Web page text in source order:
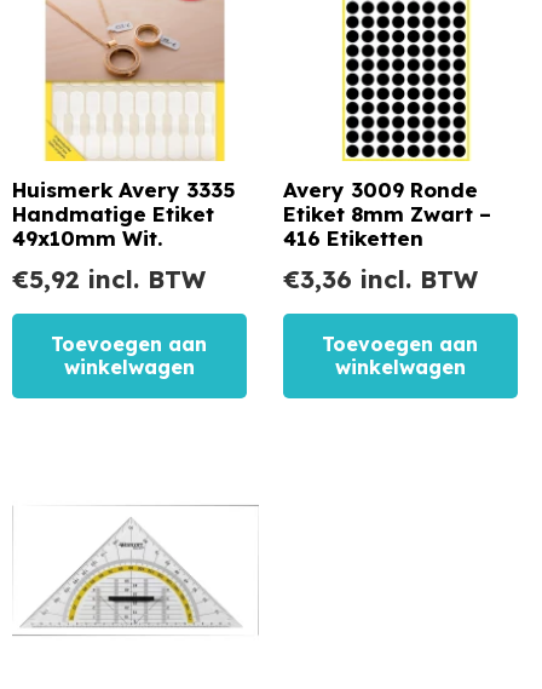
Huismerk Avery 3335
Handmatige Etiket
49x10mm Wit.
€5,92 incl. BTW
Toevoegen aan
winkelwagen
Avery 3009 Ronde
Etiket 8mm Zwart –
416 Etiketten
€3,36 incl. BTW
Toevoegen aan
winkelwagen